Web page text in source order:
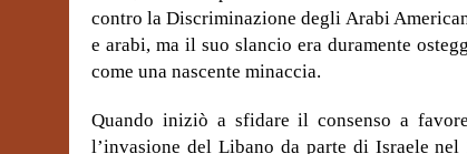
contro la Discriminazione degli Arabi
e arabi, ma il suo slancio era duramente
come una nascente minaccia.
Quando iniziò a sfidare il consenso a
l’invasione del Libano da parte di Israele